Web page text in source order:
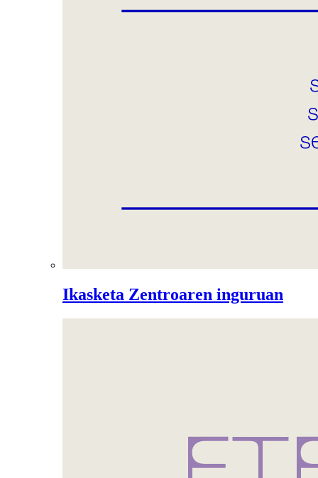
Ikasketa Zentroaren inguruan